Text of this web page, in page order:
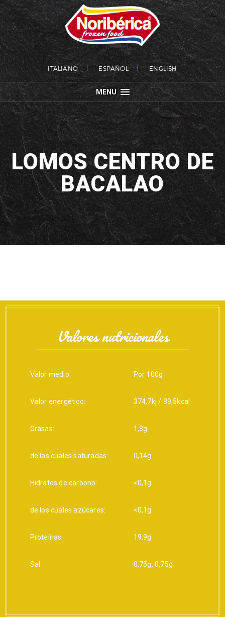
ITALIANO ESPAÑOL ENGLISH
MENU
LOMOS CENTRO DE
BACALAO
Valores nutricionales
Valor medio: Por 100g
Valor energético: 374,7kj / 89,5kcal
Grasas: 1,8g
de las cuales saturadas: 0,14g
Hidratos de carbono: <0,1g
de los cuales azúcares: <0,1g
Proteínas: 19,9g
Sal: 0,75g, 0,75g